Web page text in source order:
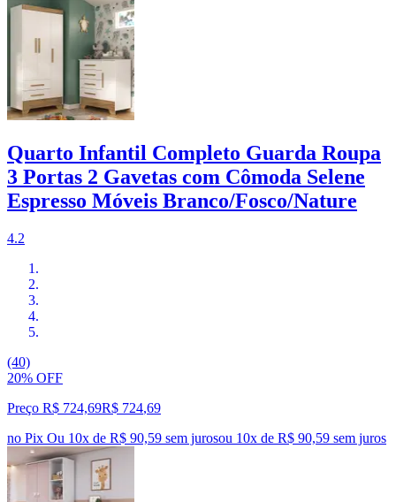
Quarto Infantil Completo Guarda Roupa
3 Portas 2 Gavetas com Cômoda Selene
Espresso Móveis Branco/Fosco/Nature
4.2
(40)
20% OFF
Preço R$ 724,69R$ 724,69
no Pix Ou 10x de R$ 90,59 sem jurosou 10x de R$ 90,59 sem juros